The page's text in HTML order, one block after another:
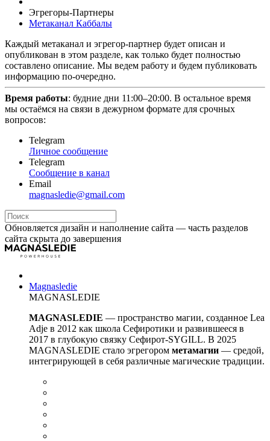
Эгрегоры-Партнеры
Метаканал Каббалы
Каждый метаканал и эгрегор-партнер будет описан и
опубликован в этом разделе, как только будет полностью
составлено описание. Мы ведем работу и будем публиковать
информацию по-очередно.
Время работы: будние дни 11:00–20:00. В остальное время
мы остаёмся на связи в дежурном формате для срочных
вопросов:
Telegram
Личное сообщение
Telegram
Сообщение в канал
Email
magnasledie@gmail.com
Обновляется дизайн и наполнение сайта — часть разделов
сайта скрыта до завершения
Magnasledie
MAGNASLEDIE
MAGNASLEDIE — пространство магии, созданное Lea
Adje в 2012 как школа Сефиротики и развившееся в
2017 в глубокую связку Сефирот-SYGILL. В 2025
MAGNASLEDIE стало эгрегором метамагии — средой,
интегрирующей в себя различные магические традиции.